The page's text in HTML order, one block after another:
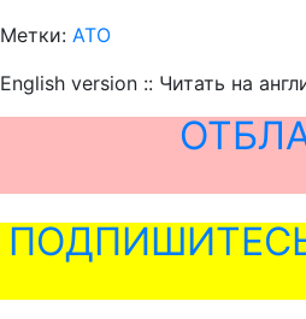
Метки: АТО
English version :: Читать на